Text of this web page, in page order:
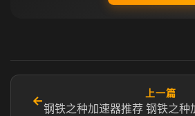
←
上一篇
钢铁之种加速器推荐 钢铁之种